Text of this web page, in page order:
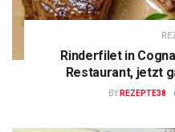
Rinderfilet in
Restaurant, jetzt
BY REZEPTE38